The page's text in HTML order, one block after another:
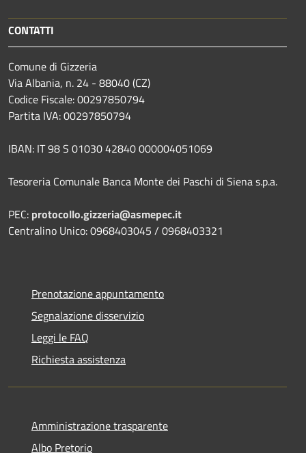
CONTATTI
Comune di Gizzeria
Via Albania, n. 24 - 88040 (CZ)
Codice Fiscale: 00297850794
Partita IVA: 00297850794
IBAN: IT 98 S 01030 42840 000004051069
Tesoreria Comunale Banca Monte dei Paschi di Siena s.p.a.
PEC: protocollo.gizzeria@asmepec.it
Centralino Unico: 0968403045 / 0968403321
Prenotazione appuntamento
Segnalazione disservizio
Leggi le FAQ
Richiesta assistenza
Amministrazione trasparente
Albo Pretorio